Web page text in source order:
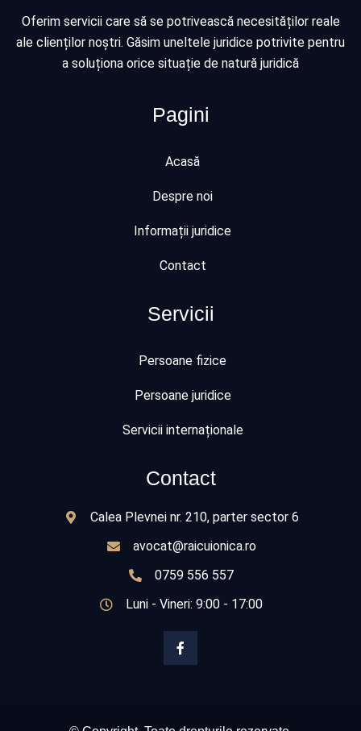
Oferim servicii care să se potrivească necesităților reale
ale clienților noștri. Găsim uneltele juridice potrivite pentru
a soluționa orice situație de natură juridică
Pagini
Acasă
Despre noi
Informații juridice
Contact
Servicii
Persoane fizice
Persoane juridice
Servicii internaționale
Contact
Calea Plevnei nr. 210, parter sector 6
avocat@raicuionica.ro
0759 556 557
Luni - Vineri: 9:00 - 17:00